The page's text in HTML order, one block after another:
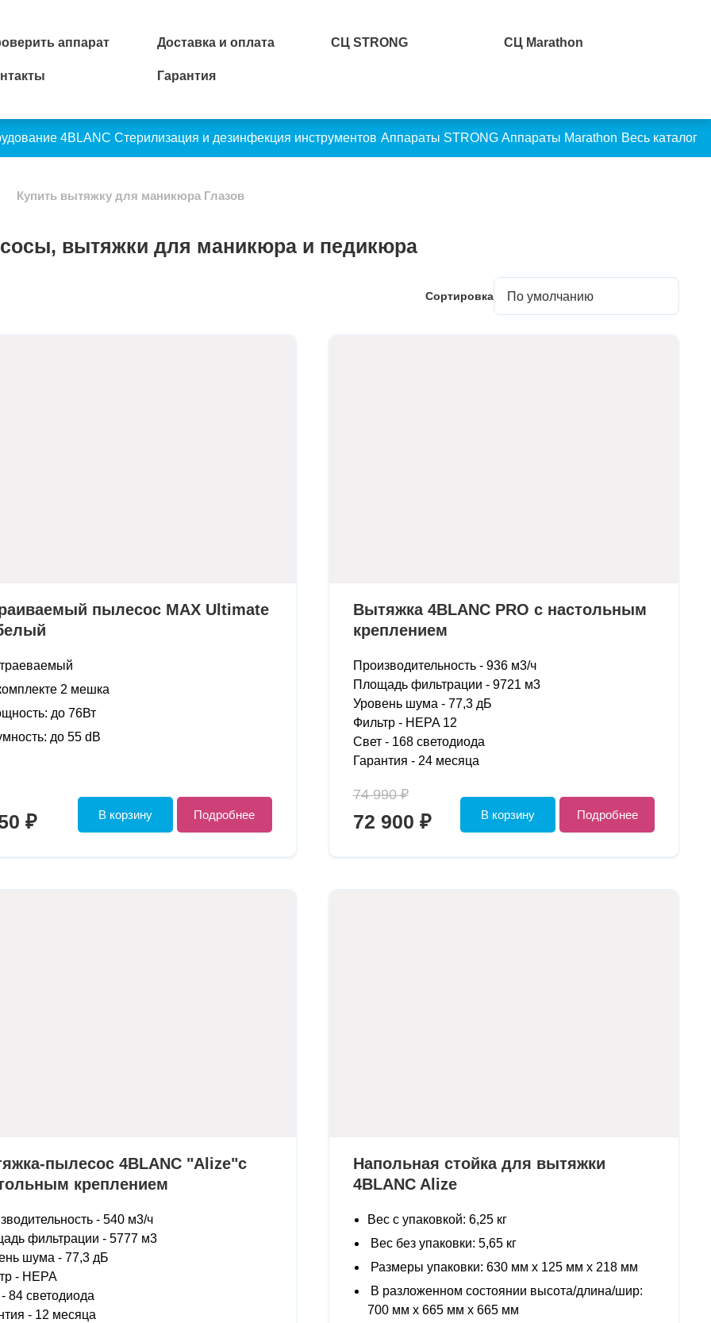
аппарат Доставка и оплата СЦ STRONG СЦ Marathon
Гарантия
4BLANC Стерилизация и дезинфекция инструментов Аппараты STRONG Аппараты Marathon Весь каталог
Купить вытяжку для маникюра Глазов
вытяжки для маникюра и педикюра
Сортировка
пылесос MAX Ultimate
2 мешка
до 76Вт
до 55 dB
₽ В корзину Подробнее
Вытяжка 4BLANC PRO с настольным
креплением
Производительность - 936 м3/ч
Площадь фильтрации - 9721 м3
Уровень шума - 77,3 дБ
Фильтр - HEPA 12
Свет - 168 светодиода
Гарантия - 24 месяца
74 990 ₽
72 900 ₽ В корзину Подробнее
пылесос 4BLANC "Alize"с
креплением
- 540 м3/ч
фильтрации - 5777 м3
шума - 77,3 дБ
- HEPA
84 светодиода
- 12 месяца
Напольная стойка для вытяжки
4BLANC Alize
Вес с упаковкой: 6,25 кг
Вес без упаковки: 5,65 кг
Размеры упаковки: 630 мм х 125 мм х 218 мм
В разложенном состоянии высота/длина/шир:
700 мм х 665 мм х 665 мм